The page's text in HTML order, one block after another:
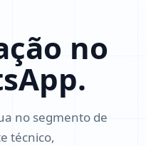
no
no segmento de
técnico,